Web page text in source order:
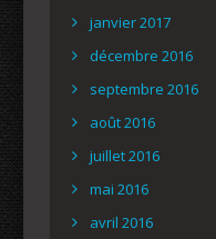
janvier 2017
décembre 2016
septembre 2016
août 2016
juillet 2016
mai 2016
avril 2016